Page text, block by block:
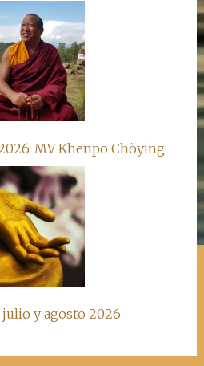
MV Khenpo Chöying
y agosto 2026